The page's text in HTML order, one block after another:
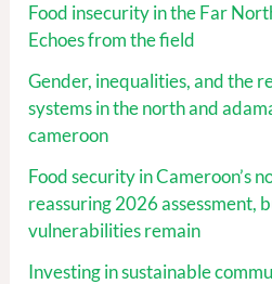
Food insecurity in the Far
Echoes from the field
Gender, inequalities, and the
systems in the north and
cameroon
Food security in Cameroon’s
reassuring 2026 assessment,
vulnerabilities remain
Investing in sustainable